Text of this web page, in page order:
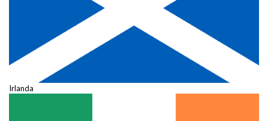
Irlanda